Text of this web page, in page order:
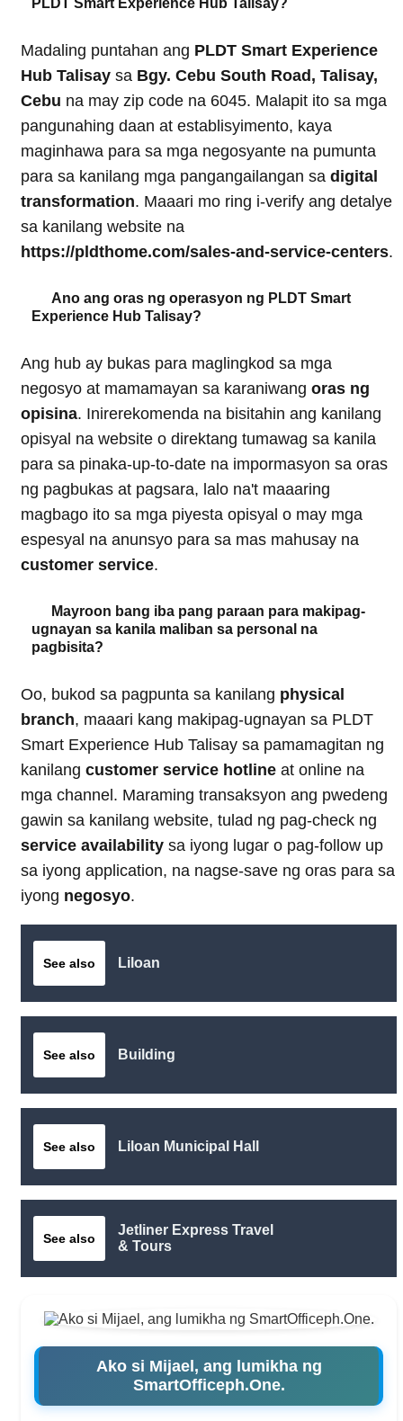
Madaling puntahan ang PLDT Smart Experience
Hub Talisay sa Bgy. Cebu South Road, Talisay,
Cebu na may zip code na 6045. Malapit ito sa mga
pangunahing daan at establisyimento, kaya
maginhawa para sa mga negosyante na pumunta
para sa kanilang mga pangangailangan sa digital
transformation. Maaari mo ring i-verify ang detalye
sa kanilang website na
https://pldthome.com/sales-and-service-centers.
Ano ang oras ng operasyon ng PLDT Smart
Experience Hub Talisay?
Ang hub ay bukas para maglingkod sa mga
negosyo at mamamayan sa karaniwang oras ng
opisina. Inirerekomenda na bisitahin ang kanilang
opisyal na website o direktang tumawag sa kanila
para sa pinaka-up-to-date na impormasyon sa oras
ng pagbukas at pagsara, lalo na't maaaring
magbago ito sa mga piyesta opisyal o may mga
espesyal na anunsyo para sa mas mahusay na
customer service.
Mayroon bang iba pang paraan para makipag-
ugnayan sa kanila maliban sa personal na
pagbisita?
Oo, bukod sa pagpunta sa kanilang physical
branch, maaari kang makipag-ugnayan sa PLDT
Smart Experience Hub Talisay sa pamamagitan ng
kanilang customer service hotline at online na
mga channel. Maraming transaksyon ang pwedeng
gawin sa kanilang website, tulad ng pag-check ng
service availability sa iyong lugar o pag-follow up
sa iyong application, na nagse-save ng oras para sa
iyong negosyo.
See also Liloan
See also Building
See also Liloan Municipal Hall
See also
Jetliner Express Travel
& Tours
Ako si Mijael, ang lumikha ng
SmartOfficeph.One.